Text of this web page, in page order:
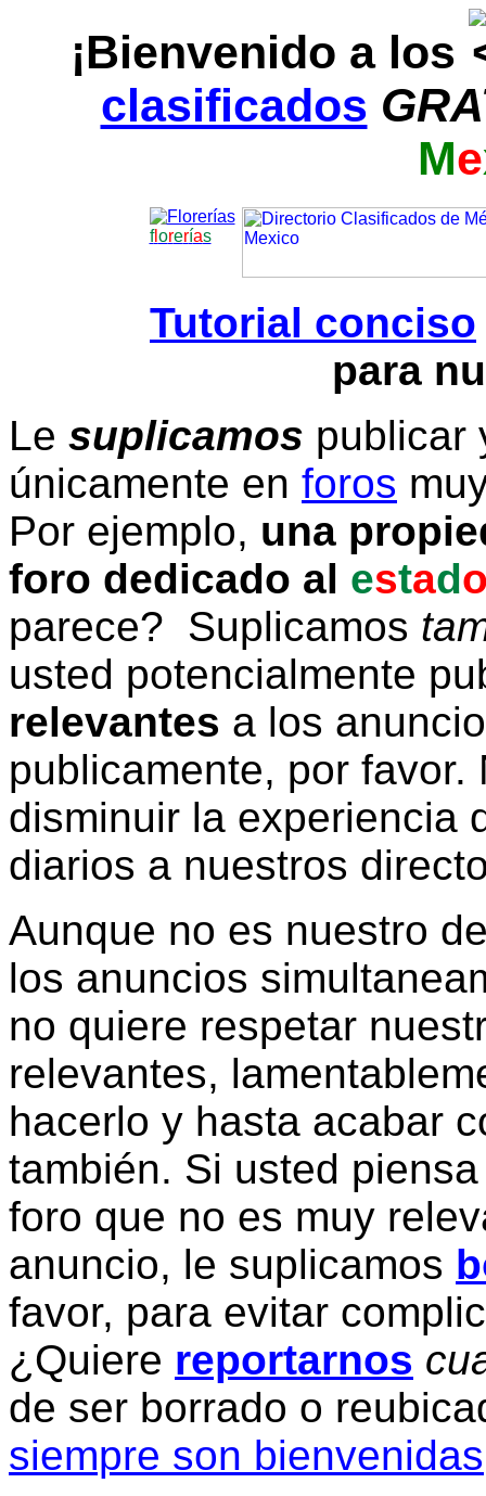
¡Bienvenido a los
clasificados
Me
florerías
Tutorial conciso
para
Le suplicamos publicar
únicamente en foros
Por ejemplo, una
foro dedicado al estad
parece? Suplicamos
usted potencialmente
relevantes a los
publicamente, por
disminuir la experiencia
diarios a nuestros
Aunque no es nuestro
los anuncios
no quiere respetar
relevantes,
hacerlo y hasta acabar
también. Si usted
foro que no es muy
anuncio, le suplicamos
favor, para evitar
¿Quiere reportarnos
de ser borrado o
siempre son bienvenidas